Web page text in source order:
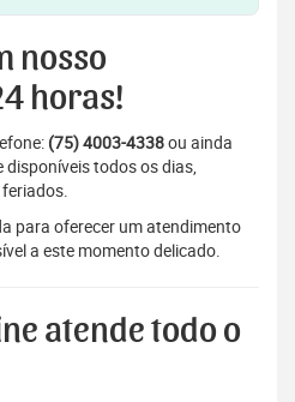
nosso
horas!
(75) 4003-4338ou ainda
disponíveis todos os dias,
para oferecer um atendimento
a este momento delicado.
atende todo o